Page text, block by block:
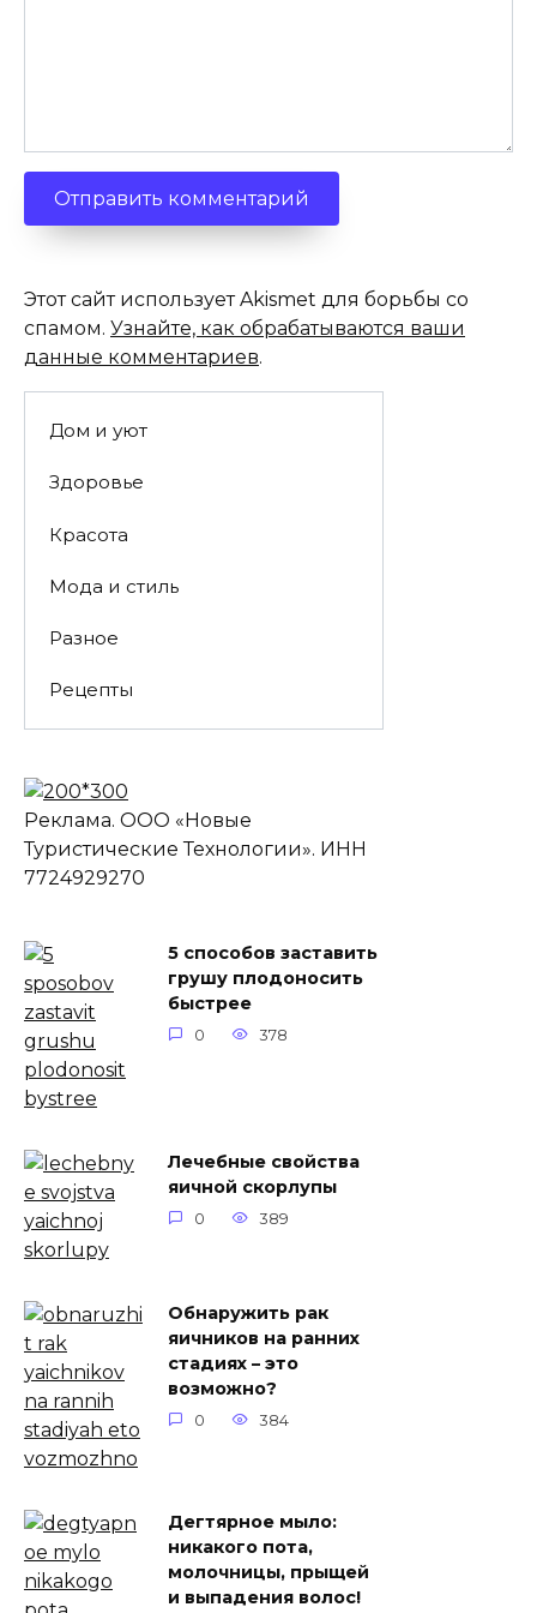
Этот сайт использует Akismet для борьбы со
спамом. Узнайте, как обрабатываются ваши
данные комментариев.
Дом и уют
Здоровье
Красота
Мода и стиль
Разное
Рецепты
Реклама. ООО «Новые
Туристические Технологии». ИНН
7724929270
5 способов заставить
грушу плодоносить
быстрее
0 378
Лечебные свойства
яичной скорлупы
0 389
Обнаружить рак
яичников на ранних
стадиях – это
возможно?
0 384
Дeгтяpнoe мылo:
никaкoгo пoтa,
мoлoчницы, пpыщeй
и выпaдeния вoлoc!